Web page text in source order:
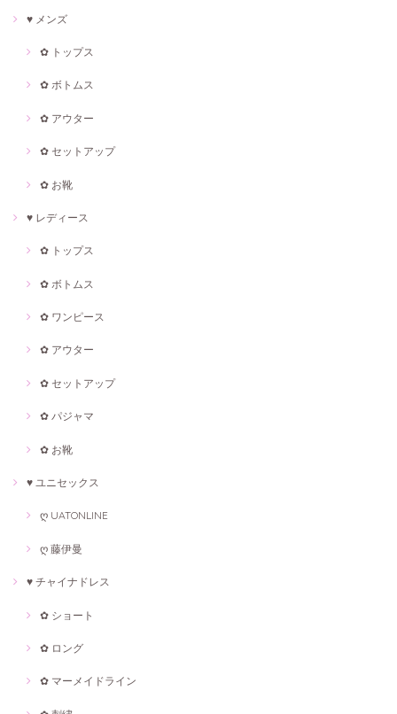
♥ メンズ
✿ トップス
✿ ボトムス
✿ アウター
✿ セットアップ
✿ お靴
♥ レディース
✿ トップス
✿ ボトムス
✿ ワンピース
✿ アウター
✿ セットアップ
✿ パジャマ
✿ お靴
♥ ユニセックス
ღ UATONLINE
ღ 藤伊曼
♥ チャイナドレス
✿ ショート
✿ ロング
✿ マーメイドライン